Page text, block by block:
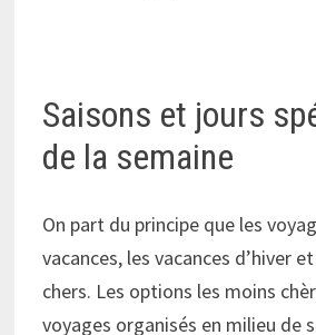
Saisons et jours
de la semaine
On part du principe que les
vacances, les vacances d’hiver
chers. Les options les moins
voyages organisés en milieu de